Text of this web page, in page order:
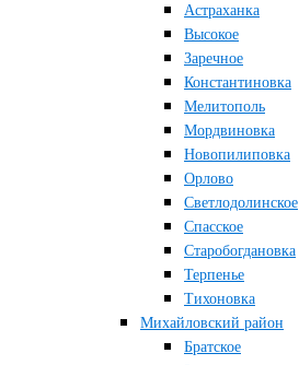
Астраханка
Высокое
Заречное
Константиновка
Мелитополь
Мордвиновка
Новопилиповка
Орлово
Светлодолинское
Спасское
Старобогдановка
Терпенье
Тихоновка
Михайловский район
Братское